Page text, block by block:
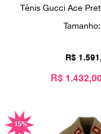
Tênis Gucci Ace
Tamanho:
R$ 1 .591 ,
R$
15%